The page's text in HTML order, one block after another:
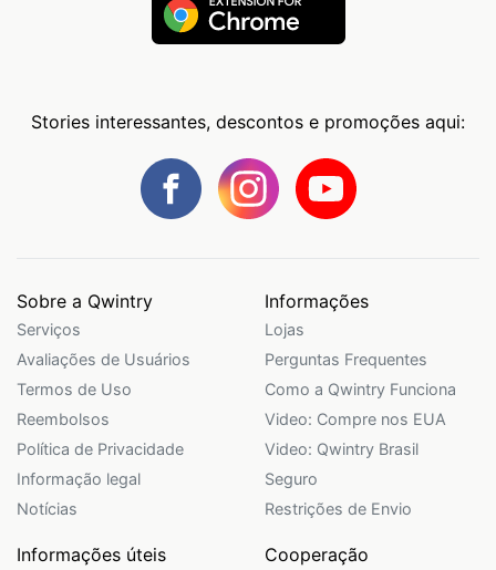
Stories interessantes, descontos e promoções aqui:
Sobre a Qwintry
Serviços
Avaliações de Usuários
Termos de Uso
Reembolsos
Política de Privacidade
Informação legal
Notícias
Informações
Lojas
Perguntas Frequentes
Como a Qwintry Funciona
Video: Compre nos EUA
Video: Qwintry Brasil
Seguro
Restrições de Envio
Informações úteis Cooperação